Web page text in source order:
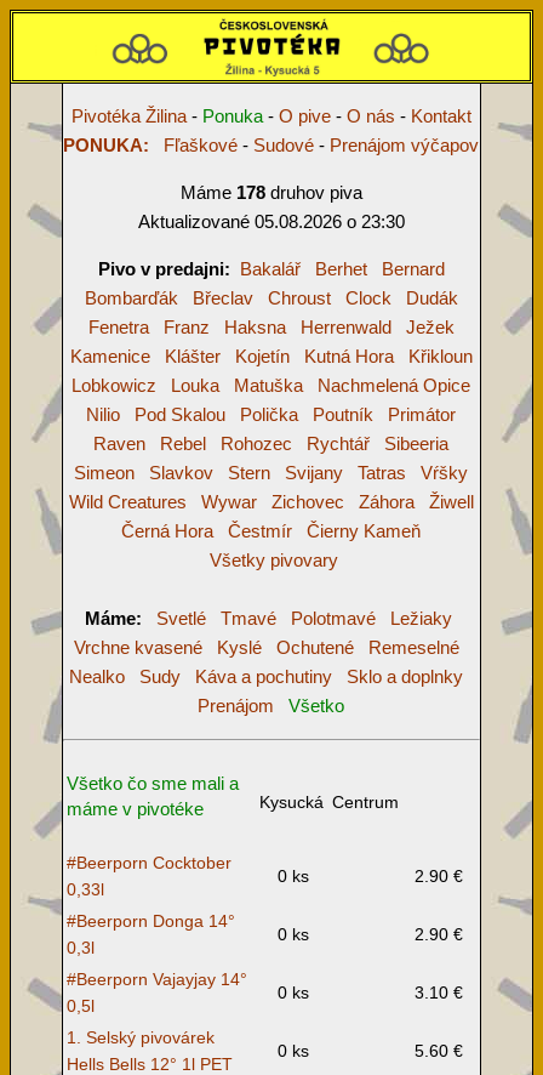
Pivotéka Žilina- Ponuka- O pive- O nás - Kontakt
PONUKA: Fľaškové - Sudové - Prenájom výčapov
Máme 178druhov piva
Aktualizované 05.08.2026 o 23:30
Pivo v predajni: Bakalář Berhet
Bernard
Bombarďák
Břeclav Chroust Clock
Dudák
Fenetra
Franz Haksna Herrenwald
Ježek
Kamenice
Klášter Kojetín Kutná Hora
Křikloun
Lobkowicz
Louka Matuška
Nachmelená Opice
Nilio
Pod Skalou Polička Poutník
Primátor
Raven
Rebel Rohozec Rychtář
Sibeeria
Simeon
Slavkov Stern Svijany Tatras
Vŕšky
Wild Creatures
Wywar Zichovec Záhora
Žiwell
Černá Hora
Čestmír
Čierny Kameň
Všetky pivovary
Máme: Svetlé Tmavé Polotmavé
Ležiaky
Vrchne kvasené
Kyslé Ochutené
Remeselné
Nealko
Sudy Káva a pochutiny
Sklo a doplnky
Prenájom
Všetko
Všetko čo sme mali a
máme v pivotéke
Kysucká Centrum
#Beerporn Cocktober
0,33l
0 ks 2.90 €
#Beerporn Donga 14°
0,3l
0 ks 2.90 €
#Beerporn Vajayjay 14°
0,5l
0 ks 3.10 €
1. Selský pivovárek
Hells Bells 12° 1l PET
0 ks 5.60 €